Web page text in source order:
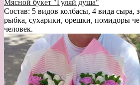
Мясной букет "Гуляй душа"
Состав: 5 видов колбасы, 4 вида сыра,
рыбка, сухарики, орешки, помидоры
человек.